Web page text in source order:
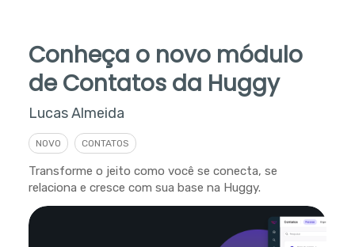
Conheça o novo módulo
de Contatos da Huggy
Lucas Almeida
NOVO CONTATOS
Transforme o jeito como você se conecta, se
relaciona e cresce com sua base na Huggy.